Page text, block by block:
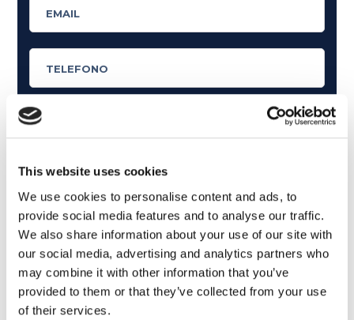
This website uses cookies
We use cookies to personalise content and ads, to
provide social media features and to analyse our traffic.
We also share information about your use of our site with
our social media, advertising and analytics partners who
may combine it with other information that you’ve
provided to them or that they’ve collected from your use
of their services.
Cosa ti piace leggere?
Articoli dedicati alla grammatica inglese
Articoli dedicati a inglese nel mondo del lavoro
Articoli con tips e new sulla lingua inglese
Articoli divertenti su film e musica
In quanto di età superiore ai 16 anni, dichiaro di acconsentire
al trattamento dei miei dati personali in conformità
all’informativa privacy